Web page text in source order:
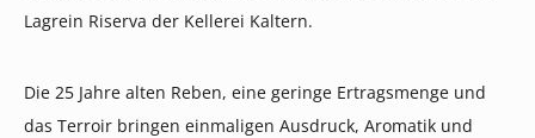
Lagrein Riserva der Kellerei Kaltern.
Die 25 Jahre alten Reben, eine geringe Ertragsmenge und
das Terroir bringen einmaligen Ausdruck, Aromatik und